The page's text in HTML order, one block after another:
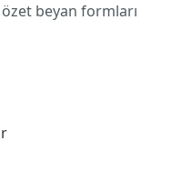
beyan formları